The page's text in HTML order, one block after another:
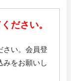
ださい。
い。 会員登
みをお願いし